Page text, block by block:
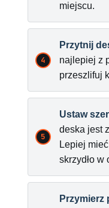
miejscu.
Przytnij
najlepiej z
przeszlifuj
Ustaw
deska jest
Lepiej
skrzydło w
Przymierz